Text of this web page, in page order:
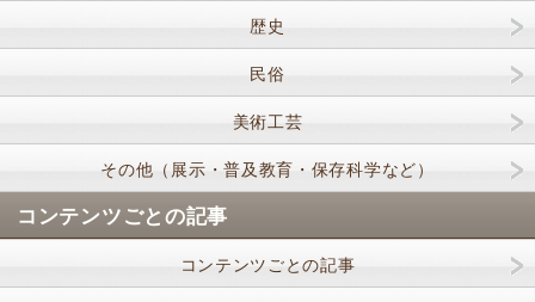
歴史
民俗
美術工芸
その他（展示・普及教育・保存科学など）
コンテンツごとの記事
コンテンツごとの記事